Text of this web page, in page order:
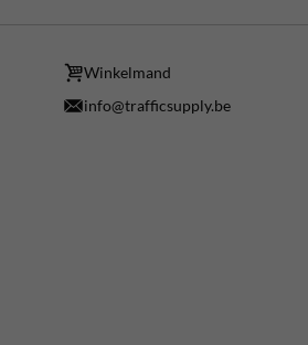
Winkelmand
info@trafficsupply.be